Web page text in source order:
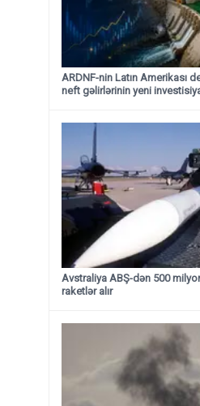
ARDNF-nin Latın Amerikası
neft gəlirlərinin yeni
Avstraliya ABŞ-dən 500
raketlər alır